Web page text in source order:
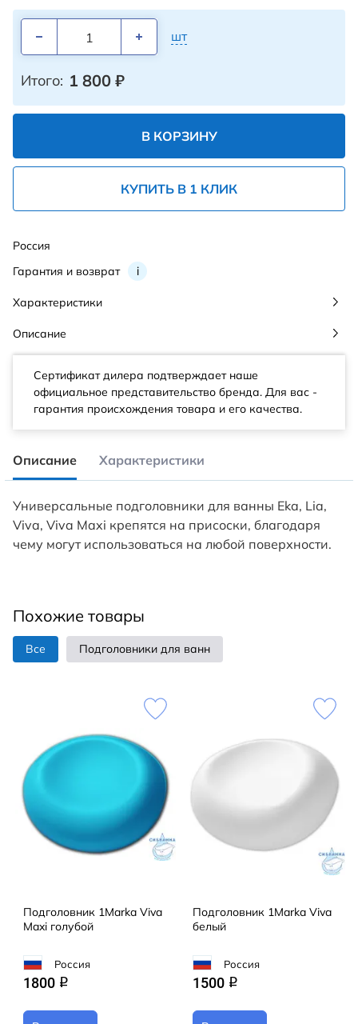
шт
Итого: 1 800 ₽
В КОРЗИНУ
КУПИТЬ В 1 КЛИК
Гарантия и возврат i
Россия
Характеристики
Описание
Сертификат дилера подтверждает наше
официальное представительство бренда. Для вас -
гарантия происхождения товара и его качества.
Описание Характеристики
Универсальные подголовники для ванны Eka, Lia,
Viva, Viva Maxi крепятся на присоски, благодаря
чему могут использоваться на любой поверхности.
Похожие товары
Все Подголовники для ванн
Подголовник 1Marka Viva
Maxi голубой
Россия
1800 q
Подголовник 1Marka Viva
белый
Россия
1500 q